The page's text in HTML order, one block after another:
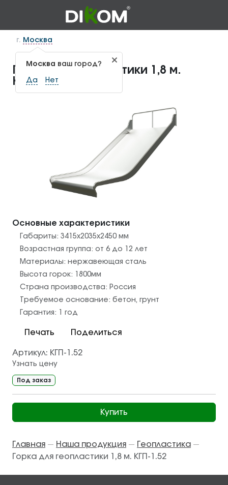
г. Москва
Москва ваш город?
Да Нет
Горка для геопластики 1,8 м.
КГП-1.52
Основные характеристики
Габариты: 3415х2035х2450 мм
Возрастная группа: от 6 до 12 лет
Материалы: нержавеющая сталь
Высота горок:
1800мм
Страна производства: Россия
Требуемое основание: бетон, грунт
Гарантия:
1 год
Печать Поделиться
Артикул: КГП-1.52
Узнать цену
Под заказ
Купить
Главная — Наша продукция — Геопластика —
Горка для геопластики 1,8 м. КГП-1.52